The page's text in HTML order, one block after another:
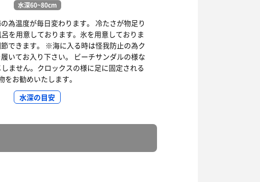
水深60~80cm
為温度が毎日変わります。 冷たさが物足り
を用意しております。氷を用意しておりま
できます。 ※海に入る時は怪我防止の為ク
いてお入り下さい。 ビーチサンダルの様な
ません。クロックスの様に足に固定される
をお勧めいたします。
水深の目安